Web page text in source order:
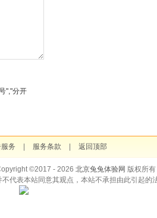
","分开
务 服务条款 返回顶部
©2017 - 2026 北京兔兔体验网 版权所有
代表本站同意其观点，本站不承担由此引起的